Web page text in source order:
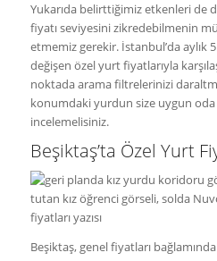
Yukarıda belirttiğimiz etkenleri de
fiyatı seviyesini zikredebilmenin
etmemiz gerekir. İstanbul’da aylık
değişen özel yurt fiyatlarıyla
noktada arama filtrelerinizi
konumdaki yurdun size uygun
incelemelisiniz.
Beşiktaş’ta Özel Yurt
Beşiktaş, genel fiyatları